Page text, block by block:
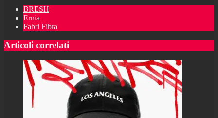
BRESH
Ernia
Fabri Fibra
Articoli correlati